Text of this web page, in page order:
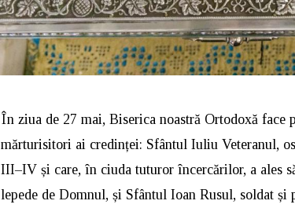
În ziua de 27 mai, Biserica noastră Ortodoxă face
mărturisitori ai credinței: Sfântul Iuliu Veteranul,
III–IV și care, în ciuda tuturor încercărilor, a ales
lepede de Domnul, și Sfântul Ioan Rusul, soldat și